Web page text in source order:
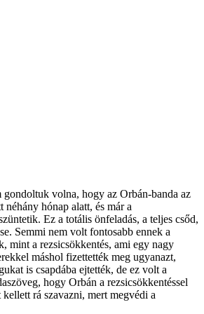
gondoltuk volna, hogy az Orbán-banda az
néhány hónap alatt, és már a
Ez a totális önfeladás, a teljes csőd,
Semmi nem volt fontosabb ennek a
mint a rezsicsökkentés, ami egy nagy
máshol fizettették meg ugyanazt,
is csapdába ejtették, de ez volt a
hogy Orbán a rezsicsökkentéssel
rá szavazni, mert megvédi a